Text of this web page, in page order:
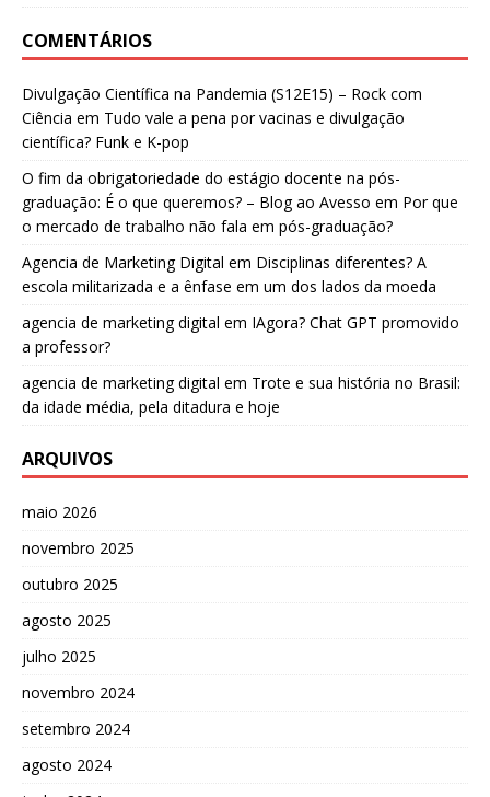
COMENTÁRIOS
Divulgação Científica na Pandemia (S12E15) – Rock com
Ciência em Tudo vale a pena por vacinas e divulgação
científica? Funk e K-pop
O fim da obrigatoriedade do estágio docente na pós-
graduação: É o que queremos? – Blog ao Avesso em Por que
o mercado de trabalho não fala em pós-graduação?
Agencia de Marketing Digital em Disciplinas diferentes? A
escola militarizada e a ênfase em um dos lados da moeda
agencia de marketing digital em IAgora? Chat GPT promovido
a professor?
agencia de marketing digital em Trote e sua história no Brasil:
da idade média, pela ditadura e hoje
ARQUIVOS
maio 2026
novembro 2025
outubro 2025
agosto 2025
julho 2025
novembro 2024
setembro 2024
agosto 2024